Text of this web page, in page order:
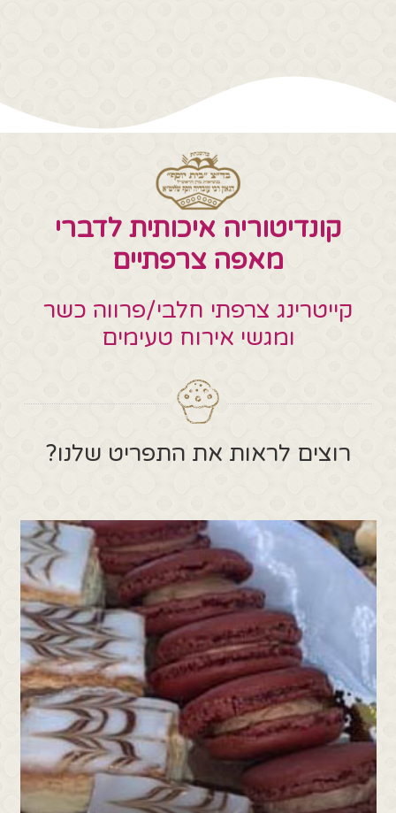
קונדיטוריה איכותית לדברי
מאפה צרפתיים
קייטרינג צרפתי חלבי/פרווה כשר
ומגשי אירוח טעימים
רוצים לראות את התפריט שלנו?